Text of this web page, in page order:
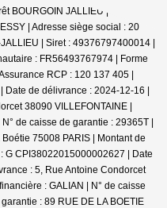
BOURGOIN JALLIEU | Raison
| Adresse siège social : 20
| Siret : 49376797400014 |
: FR56493767974 | Forme
RCP : 120 137 405 |
Date de délivrance : 2024-12-16 |
38090 VILLEFONTAINE |
de caisse de garantie : 29365T |
75008 PARIS | Montant de
G CPI38022015000002627 | Date
: 5, Rue Antoine Condorcet
: GALIAN | N° de caisse
: 89 RUE DE LA BOETIE